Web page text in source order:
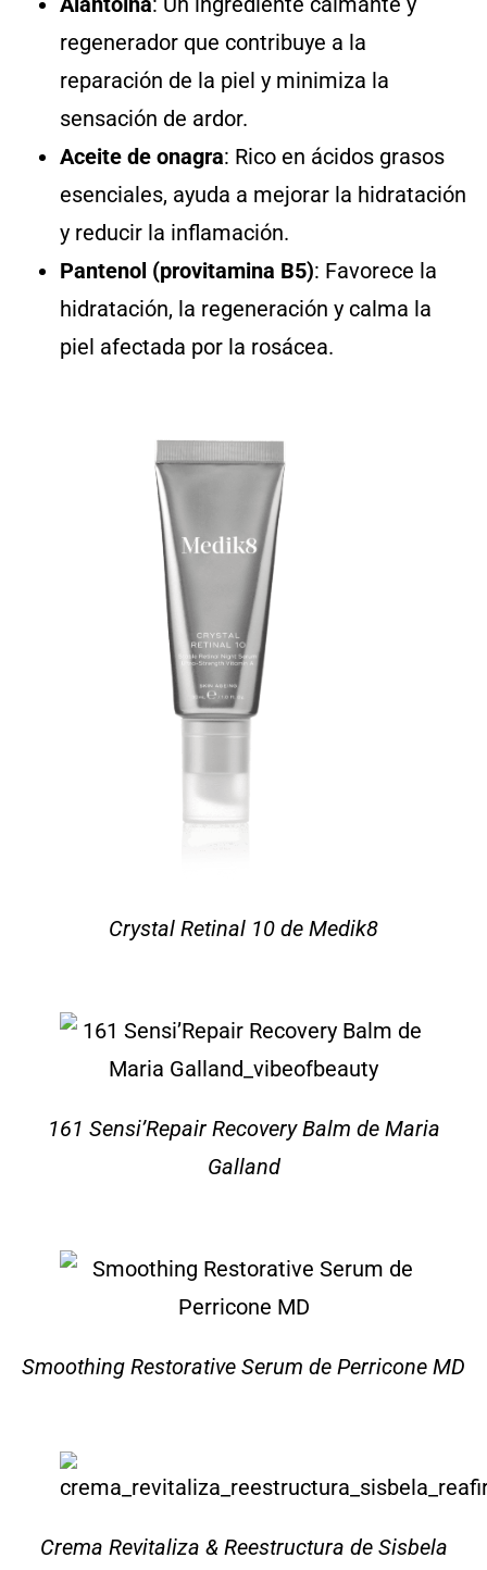
regenerador que contribuye a la
reparación de la piel y minimiza la
sensación de ardor.
Aceite de onagra: Rico en ácidos grasos
esenciales, ayuda a mejorar la hidratación
y reducir la inflamación.
Pantenol (provitamina B5): Favorece la
hidratación, la regeneración y calma la
piel afectada por la rosácea.
Crystal Retinal 10 de Medik8
161 Sensi’Repair Recovery Balm de Maria
Galland
Smoothing Restorative Serum de Perricone MD
Crema Revitaliza & Reestructura de Sisbela